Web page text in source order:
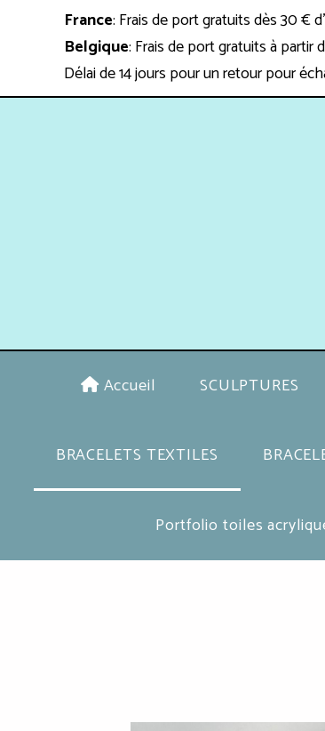
France: Frais de port gratuits dès 30 €
Belgique: Frais de port gratuits à partir
Délai de 14 jours pour un retour pour
Accueil SCULPTURES
BRACELETS TEXTILES
Portfolio toiles